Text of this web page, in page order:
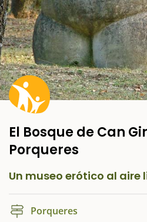
El Bosque de Can
Porqueres
Un museo erótico al aire
Porqueres